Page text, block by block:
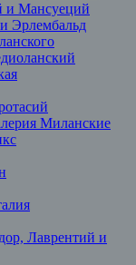
и Мансуеций
Эрлембальд
Миланские
Лаврентий и